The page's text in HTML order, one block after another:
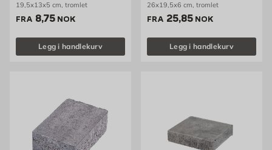
19,5x13x5 cm, tromlet
FRA Pris 8.75 NOK /stk
8,75 NOK
Legg i handlekurv
26x19,5x6 cm, tromlet
FRA Pris 25.85 NOK /stk
25,85 NOK
Legg i handlekurv